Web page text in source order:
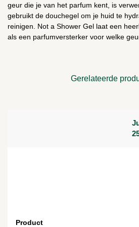
geur die je van het parfum kent, is
gebruikt de douchegel om je huid te
reinigen. Not a Shower Gel laat een
als een parfumversterker voor welke
Gerelateerde
Product